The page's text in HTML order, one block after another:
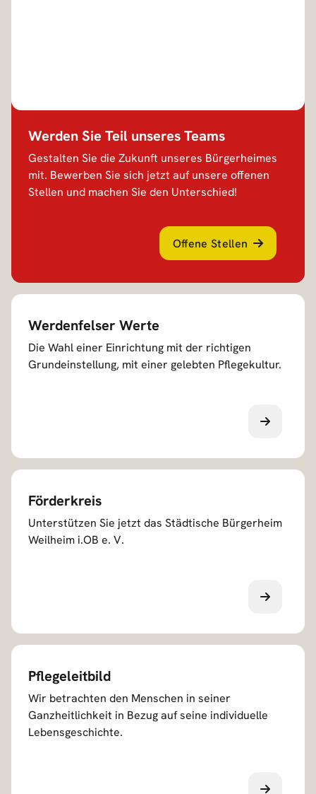
Werden Sie Teil unseres Teams
Gestalten Sie die Zukunft unseres Bürgerheimes
mit. Bewerben Sie sich jetzt auf unsere offenen
Stellen und machen Sie den Unterschied!
Offene Stellen
Werdenfelser Werte
Die Wahl einer Einrichtung mit der richtigen
Grundeinstellung, mit einer gelebten Pflegekultur.
Förderkreis
Unterstützen Sie jetzt das Städtische Bürgerheim
Weilheim i.OB e. V.
Pflegeleitbild
Wir betrachten den Menschen in seiner
Ganzheitlichkeit in Bezug auf seine individuelle
Lebensgeschichte.